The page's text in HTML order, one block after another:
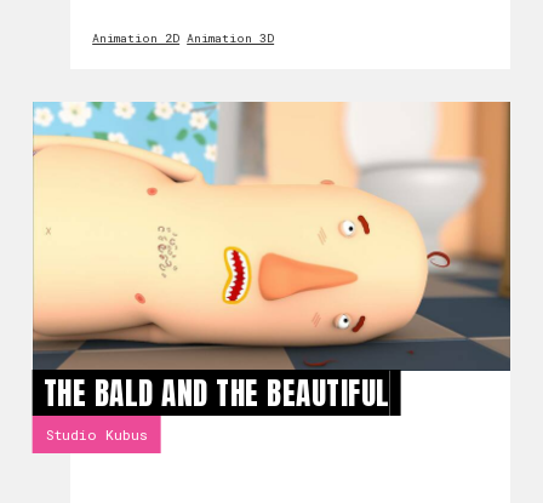
Animation 2D Animation 3D
THE BALD AND THE BEAUTIFUL
Studio Kubus